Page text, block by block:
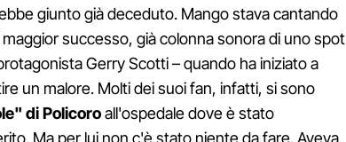
giunto già deceduto. Mango stava cantando
successo, già colonna sonora di uno spot
Gerry Scotti – quando ha iniziato a
un malore. Molti dei suoi fan, infatti, si sono
di Policoroall'ospedale dove è stato
Ma per lui non c'è stato niente da fare. Aveva